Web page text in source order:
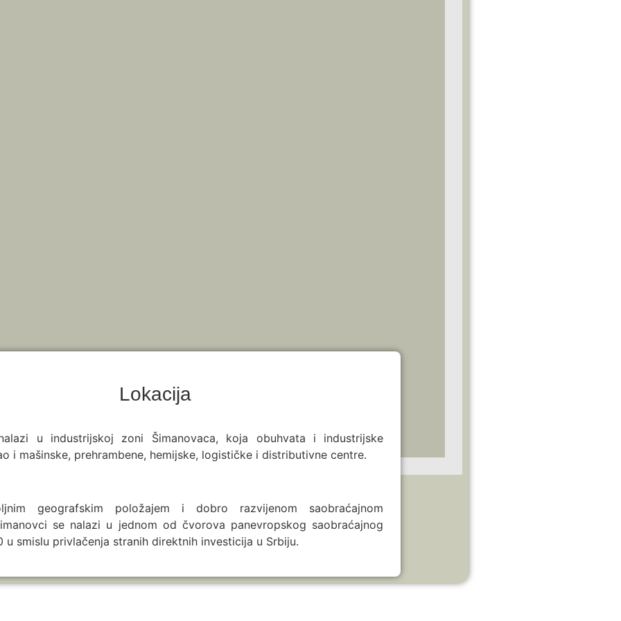
Lokacija
u industrijskoj zoni Šimanovaca, koja obuhvata i industrijske
i mašinske, prehrambene, hemijske, logističke i distributivne centre.
geografskim položajem i dobro razvijenom saobraćajnom
se nalazi u jednom od čvorova panevropskog saobraćajnog
u smislu privlačenja stranih direktnih investicija u Srbiju.